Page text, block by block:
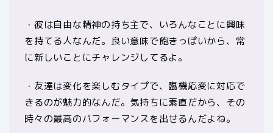
・彼は自由な精神の持ち主で、いろんなことに興味
を持てる人なんだ。良い意味で飽きっぽいから、常
に新しいことにチャレンジしてるよ。
・友達は変化を楽しむタイプで、臨機応変に対応で
きるのが魅力的なんだ。気持ちに素直だから、その
時々の最高のパフォーマンスを出せるんだよね。